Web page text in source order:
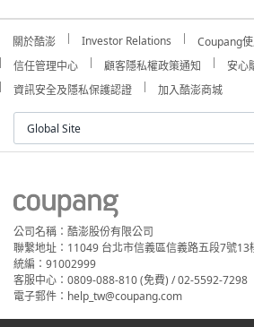
關於酷澎 Investor Relations Coupang
信任管理中心
顧客隱私權政策通知 安心
資訊安全及隱私保護認證
加入酷澎商城
Global Site
公司名稱：酷澎股份有限公司
聯繫地址：11049 台北市信義區信義路五段7號13
統編：91002999
客服中心：0809-088-810 (免費) / 02-5592-7298
電子郵件：help_tw@coupang.com